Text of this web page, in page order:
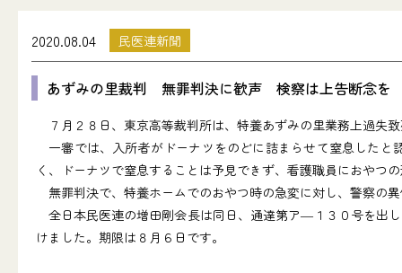
2020.08.04 民医連新聞
あずみの里裁判 無罪判決に歓声 検察は上告断念を
７月２８日、東京高等裁判所は、特養あずみの里業務上過失
一審では、入所者がドーナツをのどに詰まらせて窒息したと
く、ドーナツで窒息することは予見できず、看護職員におやつ
無罪判決で、特養ホームでのおやつ時の急変に対し、警察の
全日本民医連の増田剛会長は同日、通達第ア―１３０号を出
けました。期限は８月６日です。